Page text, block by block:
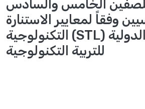
الخامس والسادس
وفقاً لمعايير الاستنارة
التكنولوجية (STL) للرابطة الدولية
للتربية التكنولوجية